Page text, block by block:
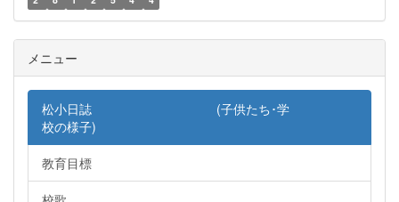
メニュー
松小日誌 (子供たち･学
校の様子)
教育目標